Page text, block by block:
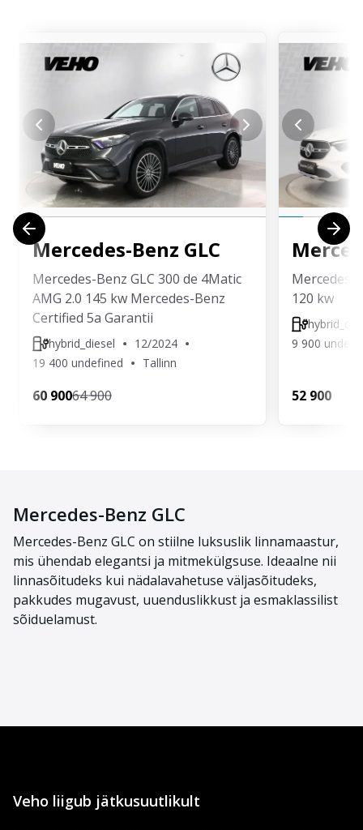
Mercedes-Benz GLC
Mercedes-Benz GLC 300 de 4Matic
AMG 2.0 145 kw Mercedes-Benz
Certified 5a Garantii
hybrid_diesel
12/2024
19 400 undefined
Tallinn
60 90064 900
Mercedes-
120 kw
9 900
52 900
Mercedes-Benz GLC
Mercedes-Benz GLC on stiilne luksuslik linnamaastur,
mis ühendab elegantsi ja mitmekülgsuse. Ideaalne nii
linnasõitudeks kui nädalavahetuse väljasõitudeks,
pakkudes mugavust, uuenduslikkust ja esmaklassilist
sõiduelamust.
Veho liigub jätkusuutlikult